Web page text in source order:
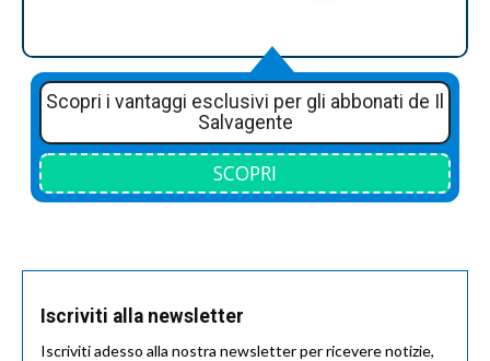
Scopri i vantaggi esclusivi per gli abbonati de Il
Salvagente
SCOPRI
Iscriviti alla newsletter
Iscriviti adesso alla nostra newsletter per ricevere notizie,